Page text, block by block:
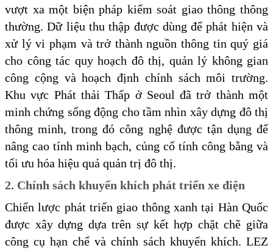
vượt xa một biện pháp kiểm soát giao thông thông
thường. Dữ liệu thu thập được dùng để phát hiện và
xử lý vi phạm và trở thành nguồn thông tin quý giá
cho công tác quy hoạch đô thị, quản lý không gian
công cộng và hoạch định chính sách môi trường.
Khu vực Phát thải Thấp ở Seoul đã trở thành một
minh chứng sống động cho tầm nhìn xây dựng đô thị
thông minh, trong đó công nghệ được tận dụng để
nâng cao tính minh bạch, củng cố tính công bằng và
tối ưu hóa hiệu quả quản trị đô thị.
2. Chính sách khuyến khích phát triển xe điện
Chiến lược phát triển giao thông xanh tại Hàn Quốc
được xây dựng dựa trên sự kết hợp chặt chẽ giữa
công cụ hạn chế và chính sách khuyến khích. LEZ